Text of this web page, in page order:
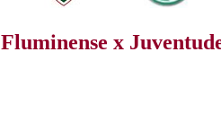
Fluminense x